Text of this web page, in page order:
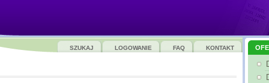
SZUKAJ LOGOWANIE FAQ KONTAKT